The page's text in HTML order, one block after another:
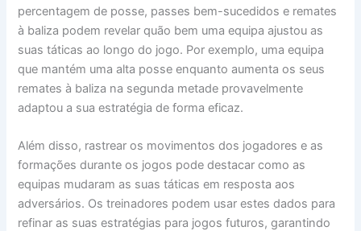
percentagem de posse, passes bem-sucedidos e remates
à baliza podem revelar quão bem uma equipa ajustou as
suas táticas ao longo do jogo. Por exemplo, uma equipa
que mantém uma alta posse enquanto aumenta os seus
remates à baliza na segunda metade provavelmente
adaptou a sua estratégia de forma eficaz.
Além disso, rastrear os movimentos dos jogadores e as
formações durante os jogos pode destacar como as
equipas mudaram as suas táticas em resposta aos
adversários. Os treinadores podem usar estes dados para
refinar as suas estratégias para jogos futuros, garantindo